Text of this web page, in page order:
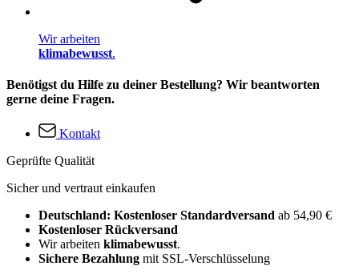
Wir arbeiten
klimabewusst.
Benötigst du Hilfe zu deiner Bestellung? Wir beantworten
gerne deine Fragen.
Kontakt
Geprüfte Qualität
Sicher und vertraut einkaufen
Deutschland: Kostenloser Standardversand ab 54,90 €
Kostenloser Rückversand
Wir arbeiten klimabewusst.
Sichere Bezahlung mit SSL-Verschlüsselung